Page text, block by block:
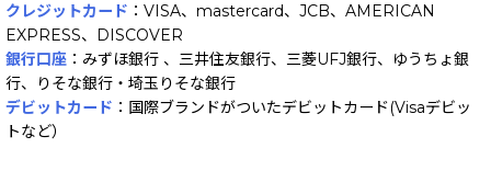
クレジットカード ：VISA、mastercard、JCB、AMERICAN
EXPRESS、DISCOVER
銀行口座 ：みずほ銀行 、三井住友銀行、三菱UFJ銀行、ゆうちょ銀
行、りそな銀行・埼玉りそな銀行
デビットカード ：国際ブランドがついたデビットカード(Visaデビッ
トなど）